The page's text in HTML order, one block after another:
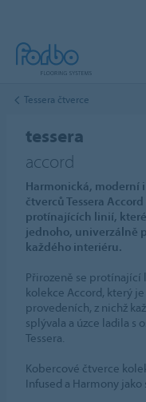
Tessera čtverce
tessera
accord
Harmonická, moderní
čtverců Tessera
protínajících linií,
jednoho, univerzálně
každého interiéru.
Přirozeně se
kolekce Accord, který
provedeních, z nichž
splývala a úzce ladila s
Tessera.
Kobercové čtverce
Infused a Harmony jako